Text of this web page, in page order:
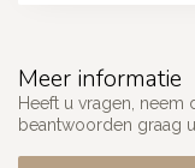
Meer informatie
Heeft u vragen,
beantwoorden graag